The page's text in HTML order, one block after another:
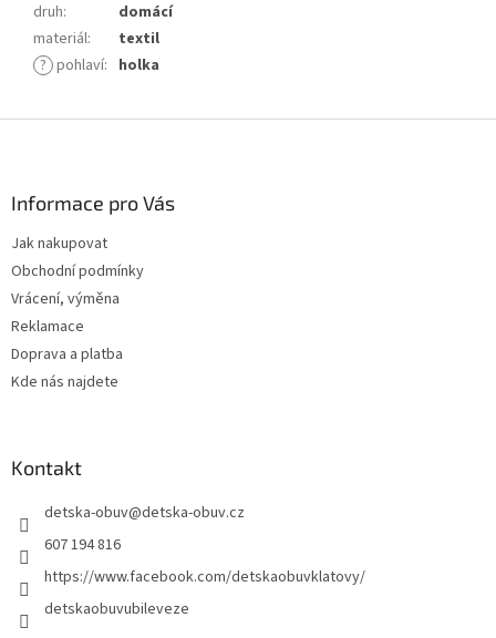
druh:
domácí
materiál:
textil
? pohlaví: holka
Informace pro Vás
Jak nakupovat
Obchodní podmínky
Vrácení, výměna
Reklamace
Doprava a platba
Kde nás najdete
Kontakt
detska-obuv@detska-obuv.cz
607 194 816
https://www.facebook.com/detskaobuvklatovy/
detskaobuvubileveze